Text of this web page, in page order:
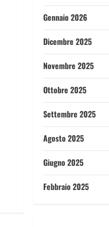
Gennaio 2026
Dicembre 2025
Novembre 2025
Ottobre 2025
Settembre 2025
Agosto 2025
Giugno 2025
Febbraio 2025